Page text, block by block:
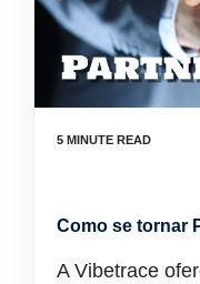
Como se tornar
A Vibetrace